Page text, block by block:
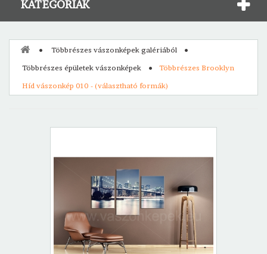
KATEGÓRIÁK
Többrészes vászonképek galériából
Többrészes épületek vászonképek
Többrészes Brooklyn
Híd vászonkép 010 - (választható formák)